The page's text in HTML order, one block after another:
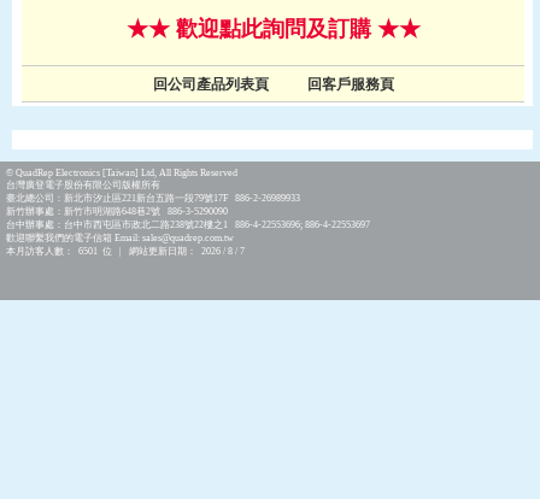
★★ 歡迎點此詢問及訂購 ★★
回公司產品列表頁 回客戶服務頁
© QuadRep Electronics [Taiwan] Ltd, All Rights Reserved
台灣廣登電子股份有限公司版權所有
臺北總公司：新北市汐止區221新台五路一段79號17F 886-2-26989933
新竹辦事處：新竹市明湖路648巷2號 886-3-5290090
台中辦事處：台中市西屯區市政北二路238號22樓之1 886-4-22553696; 886-4-22553697
歡迎聯繫我們的電子信箱 Email: sales@quadrep.com.tw
本月訪客人數： 6501 位 | 網站更新日期： 2026 / 8 / 7